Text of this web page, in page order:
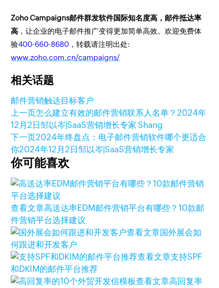
Zoho Campaigns邮件群发软件国际知名度高，邮件抵达率
高 ，让企业的电子邮件推广变得更加简单高效。欢迎免费体
验400-660-8680 ，转载请注明出处:
www.zoho.com.cn/campaigns/
相关话题
邮件营销触达目标客户
上一页怎么建立有效的邮件营销联系人名单？2024年
12月2日邹以岑|SaaS营销增长专家 Shang
下一页2024年终盘点：电子邮件营销软件哪个更适合
你2024年12月2日邹以岑|SaaS营销增长专家
你可能喜欢
查看文章高送达率EDM邮件营销平台有哪些？10款邮
件营销平台选择建议
查看文章国外展会如
何跟进和开发客户
查看文章支持SPF
和DKIM的邮件平台推荐
查看文章高回复率